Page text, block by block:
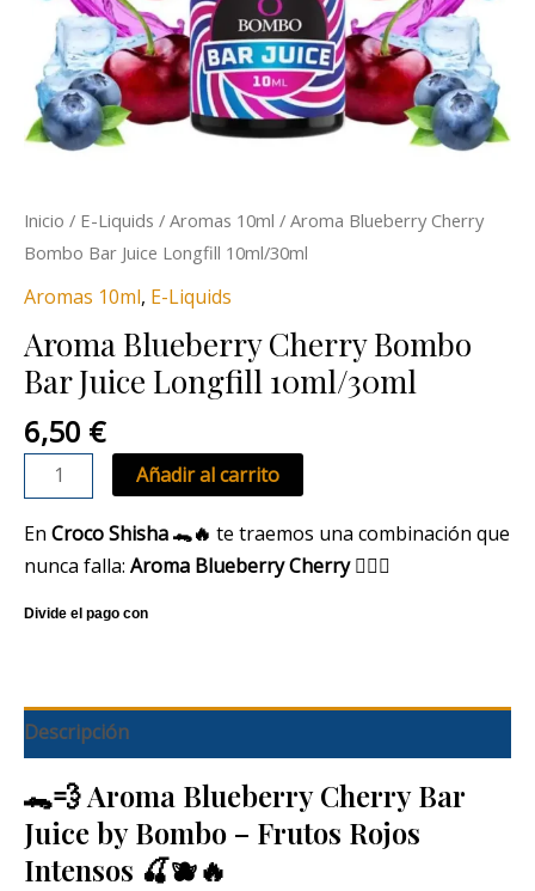
Inicio / E-Liquids / Aromas 10ml / Aroma Blueberry Cherry
Bombo Bar Juice Longfill 10ml/30ml
Aromas 10ml, E-Liquids
Aroma Blueberry Cherry Bombo
Bar Juice Longfill 10ml/30ml
6,50 €
Añadir al carrito
En Croco Shisha 🐊🔥 te traemos una combinación que
nunca falla: Aroma Blueberry Cherry😮‍💨💚
Descripción
🐊💨 Aroma Blueberry Cherry Bar
Juice by Bombo – Frutos Rojos
Intensos 🍒🫐🔥